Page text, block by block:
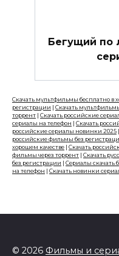
Бегущий по
Скачать мультфильмы бесплатно в
регистрации | Скачать
торрент | Скачать российские
сериалы на телефон | Скачать
российские сериалы новинки 2025 |
российские фильмы без
хорошем качестве | Скачать
фильмы через торрент | Скачать
без регистрации | Сериалы скачать
на телефон | Скачать новинки
© 2026 Фильмы и